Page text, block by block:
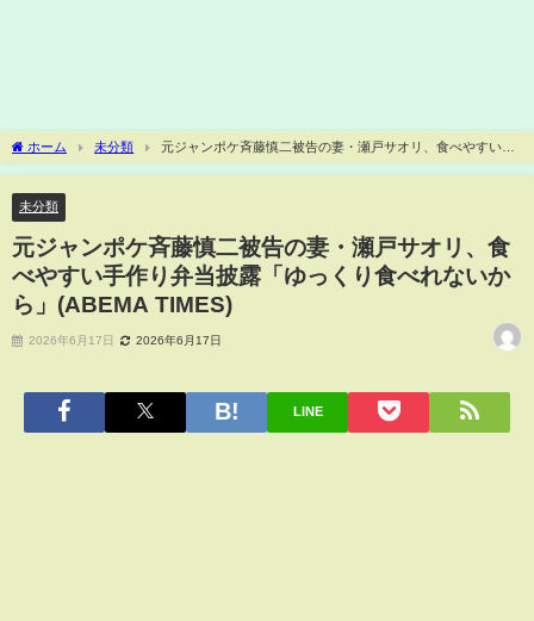
ホーム 未分類
元ジャンポケ斉藤慎二被告の妻・瀬戸サオリ、食べやすい手
作り弁当披露「ゆっくり食べれないから」(ABEMA TIMES)
未分類
元ジャンポケ斉藤慎二被告の妻・瀬戸サオリ、食
べやすい手作り弁当披露「ゆっくり食べれないか
ら」(ABEMA TIMES)
2026年6月17日 2026年6月17日
LINE